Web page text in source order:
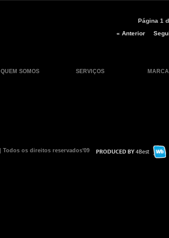
Página 1
« Anterior
QUEM SOMOS SERVIÇOS
| Todos os direitos reservados'09